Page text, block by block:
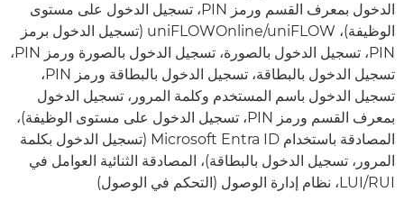
الدخول بمعرف القسم ورمز PIN، تسجيل الدخول على مستوى
الوظيفة)، uniFLOWOnline/uniFLOW (تسجيل الدخول برمز
PIN، تسجيل الدخول بالصورة، تسجيل الدخول بالصورة ورمز PIN،
تسجيل الدخول بالبطاقة، تسجيل الدخول بالبطاقة ورمز PIN،
تسجيل الدخول باسم المستخدم وكلمة المرور، تسجيل الدخول
بمعرف القسم ورمز PIN، تسجيل الدخول على مستوى الوظيفة)،
المصادقة باستخدام Microsoft Entra ID (تسجيل الدخول بكلمة
المرور، تسجيل الدخول بالبطاقة)، المصادقة الثنائية العوامل في
LUI/RUI، نظام إدارة الوصول (التحكم في الوصول)